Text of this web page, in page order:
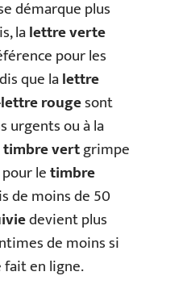
démarque plus
lalettre verte
pour les
que lalettre
rougesont
urgents ou à la
timbre vertgrimpe
letimbre
de moins de 50
devient plus
de moins si
fait en ligne.